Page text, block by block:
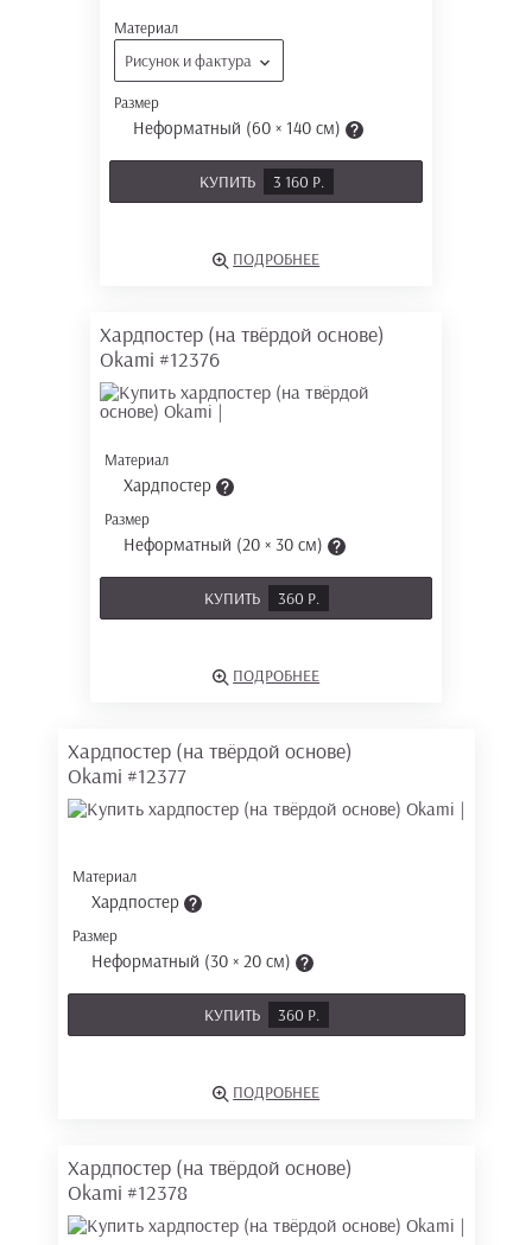
Материал
Рисунок и фактура
Размер
Неформатный (60 × 140 см)
КУПИТЬ 3 160 Р.
ПОДРОБНЕЕ
Хардпостер (на твёрдой основе)
Okami #12376
Материал
Хардпостер
Размер
Неформатный (20 × 30 см)
КУПИТЬ 360 Р.
ПОДРОБНЕЕ
Хардпостер (на твёрдой основе)
Okami #12377
Материал
Хардпостер
Размер
Неформатный (30 × 20 см)
КУПИТЬ 360 Р.
ПОДРОБНЕЕ
Хардпостер (на твёрдой основе)
Okami #12378